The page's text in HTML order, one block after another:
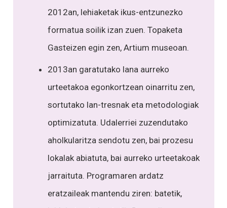
2012an, lehiaketak ikus-entzunezko
formatua soilik izan zuen. Topaketa
Gasteizen egin zen, Artium museoan.
2013an garatutako lana aurreko
urteetakoa egonkortzean oinarritu zen,
sortutako lan-tresnak eta metodologiak
optimizatuta. Udalerriei zuzendutako
aholkularitza sendotu zen, bai prozesu
lokalak abiatuta, bai aurreko urteetakoak
jarraituta. Programaren ardatz
eratzaileak mantendu ziren: batetik,